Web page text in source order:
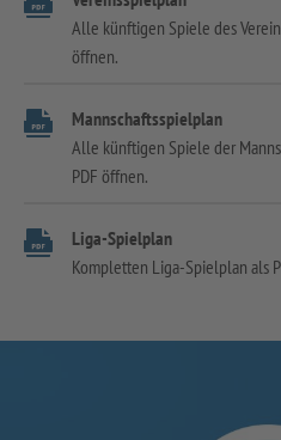
Alle künftigen Spiele des
öffnen.
Mannschaftsspielplan
Alle künftigen Spiele der
PDF öffnen.
Liga-Spielplan
Kompletten Liga-Spielplan als